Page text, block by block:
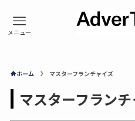
ホーム マスターフランチャイズ
マスターフラン